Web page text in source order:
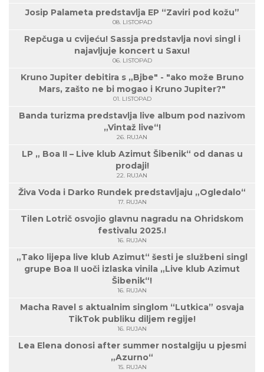
Josip Palameta predstavlja EP “Zaviri pod kožu”
08. LISTOPAD
Repčuga u cvijeću! Sassja predstavlja novi singl i
najavljuje koncert u Saxu!
06. LISTOPAD
Kruno Jupiter debitira s „Bjbe" - "ako može Bruno
Mars, zašto ne bi mogao i Kruno Jupiter?"
01. LISTOPAD
Banda turizma predstavlja live album pod nazivom
„Vintaž live“!
26. RUJAN
LP „ Boa II – Live klub Azimut Šibenik“ od danas u
prodaji!
22. RUJAN
Živa Voda i Darko Rundek predstavljaju „Ogledalo“
17. RUJAN
Tilen Lotrič osvojio glavnu nagradu na Ohridskom
festivalu 2025.!
16. RUJAN
„Tako lijepa live klub Azimut“ šesti je službeni singl
grupe Boa II uoči izlaska vinila „Live klub Azimut
Šibenik“!
16. RUJAN
Macha Ravel s aktualnim singlom “Lutkica” osvaja
TikTok publiku diljem regije!
16. RUJAN
Lea Elena donosi after summer nostalgiju u pjesmi
„Azurno“
15. RUJAN